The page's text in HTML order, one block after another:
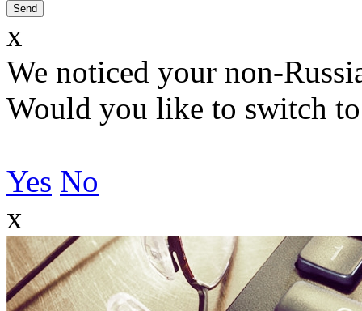
x
We noticed your non-
Would you like to switch
Yes No
x